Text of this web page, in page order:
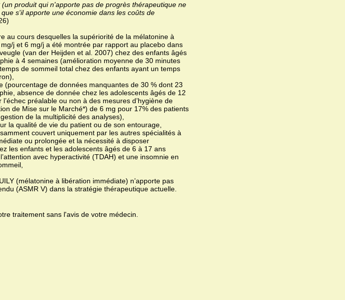
produit qui n'apporte pas de progrès thérapeutique ne
s'il apporte une économie dans les coûts de
au cours desquelles la supériorité de la mélatonine à
j et 6 mg/j a été montrée par rapport au placebo dans
(van der Heijden et al. 2007) chez des enfants âgés
à 4 semaines (amélioration moyenne de 30 minutes
de sommeil total chez des enfants ayant un temps
(pourcentage de données manquantes de 30 % dont 23
absence de donnée chez les adolescents âgés de 12
préalable ou non à des mesures d’hygiène de
de Mise sur le Marché*) de 6 mg pour 17% des patients
de la multiplicité des analyses),
la qualité de vie du patient ou de son entourage,
couvert uniquement par les autres spécialités à
ou prolongée et la nécessité à disposer
les enfants et les adolescents âgés de 6 à 17 ans
avec hyperactivité (TDAH) et une insomnie en
(mélatonine à libération immédiate) n’apporte pas
(ASMR V) dans la stratégie thérapeutique actuelle.
traitement sans l'avis de votre médecin.